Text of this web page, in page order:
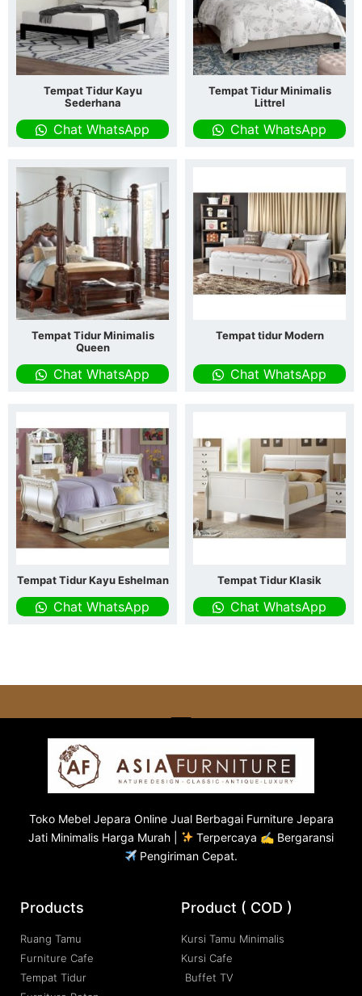
Tempat Tidur Kayu
Sederhana
Chat WhatsApp
Tempat Tidur Minimalis
Littrel
Chat WhatsApp
Tempat Tidur Minimalis
Queen
Chat WhatsApp
Tempat tidur Modern
Chat WhatsApp
Tempat Tidur Kayu Eshelman
Chat WhatsApp
Tempat Tidur Klasik
Chat WhatsApp
Toko Mebel Jepara Online Jual Berbagai Furniture Jepara
Jati Minimalis Harga Murah |
Terpercaya ✍ Bergaransi
Pengiriman Cepat.
Products
Ruang Tamu
Furniture Cafe
Tempat Tidur
Product ( COD )
Kursi Tamu Minimalis
Kursi Cafe
Buffet TV